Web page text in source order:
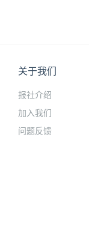
关于我们
报社介绍
加入我们
问题反馈